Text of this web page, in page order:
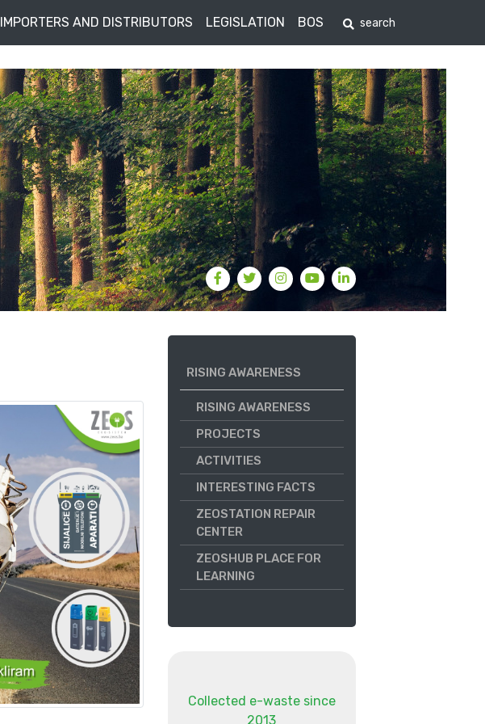
IMPORTERS AND DISTRIBUTORS LEGISLATION BOS
RISING AWARENESS
RISING AWARENESS
PROJECTS
ACTIVITIES
INTERESTING FACTS
ZEOSTATION REPAIR
CENTER
ZEOSHUB PLACE FOR
LEARNING
Collected e-waste since
2013